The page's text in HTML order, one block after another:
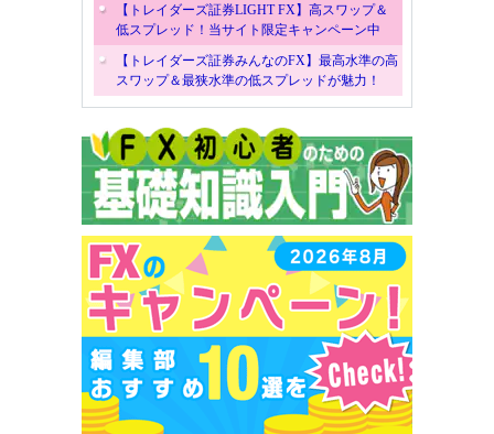
【トレイダーズ証券LIGHT FX】高スワップ＆
低スプレッド！当サイト限定キャンペーン中
【トレイダーズ証券みんなのFX】最高水準の高
スワップ＆最狭水準の低スプレッドが魅力！